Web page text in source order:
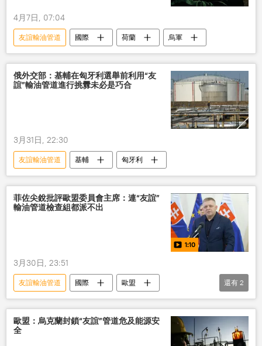
4月7日, 07:04
友誼輸油管道 國際 荷蘭 烏軍
俄外交部：基輔在匈牙利選舉前利用“友
誼”輸油管道進行挑釁未必是巧合
3月31日, 22:30
友誼輸油管道 基輔 匈牙利
菲佐尖銳批評歐盟委員會主席：連“友誼”
輸油管道檢查組都派不出
1:10
3月30日, 23:51
友誼輸油管道 國際
歐盟
斯洛伐克
烏克蘭 視頻
還有 2
歐盟：烏克蘭封鎖“友誼”管道危及能源安
全